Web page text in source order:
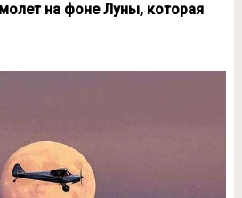
на фоне Луны, которая